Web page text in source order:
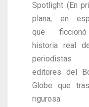
Spotlight (En
plana, en
que
historia real
editores del
Globe que
rigurosa